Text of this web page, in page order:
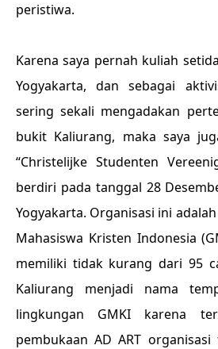
peristiwa.
Karena saya pernah kuliah
Yogyakarta, dan sebagai
sering sekali mengadakan
bukit Kaliurang, maka saya
“Christelijke Studenten
berdiri pada tanggal 28
Yogyakarta. Organisasi ini
Mahasiswa Kristen Indonesia
memiliki tidak kurang dari 95
Kaliurang menjadi nama
lingkungan GMKI karena
pembukaan AD ART